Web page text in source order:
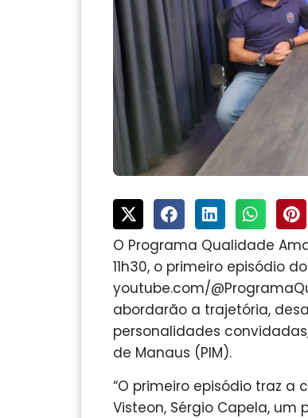
O Programa Qualidade
11h30, o primeiro episódio
youtube.com/
abordarão a trajetória,
personalidades
de Manaus (PIM).
“O primeiro episódio traz
Visteon, Sérgio Capela, um